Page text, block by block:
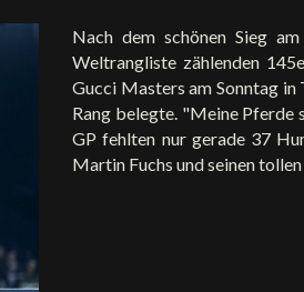
Nach dem schönen Sieg
Weltrangliste zählenden
Gucci Masters am Sonntag
Rang belegte. "Meine Pferde
GP fehlten nur gerade 37
Martin Fuchs und seinen tollen